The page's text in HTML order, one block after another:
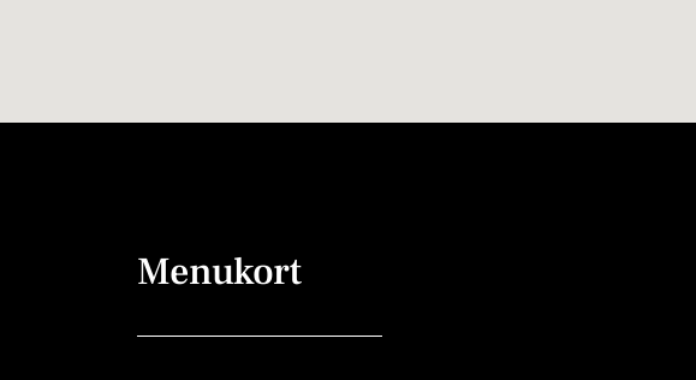
Menukort